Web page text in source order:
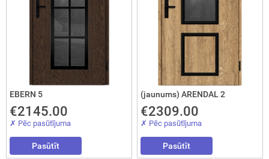
EBERN 5
€2145.00
✗ Pēc pasūtījuma
Pasūtīt
(jaunums) ARENDAL 2
€2309.00
✗ Pēc pasūtījuma
Pasūtīt
Aizvērt!